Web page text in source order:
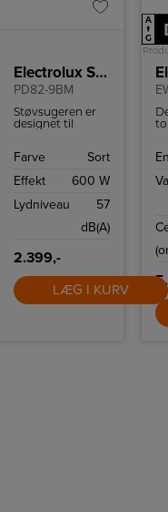
Electrolux Støvsuger
PD82-9BM
Støvsugeren er
designet til
smart teknologi
støvsugning. Den
fjernbetjening på
Farve
Sort
Effekt
600 W
Lydniveau
57
dB(A)
2.399,-
LÆG I KURV
A
↑
G